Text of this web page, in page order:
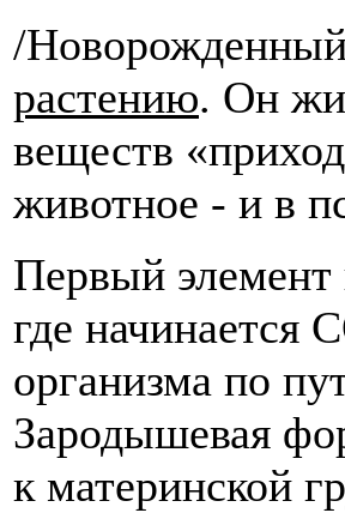
/
растению. Он
веществ
животное - и в
Первый элемент
где
организма по
Зародышевая
к материнской